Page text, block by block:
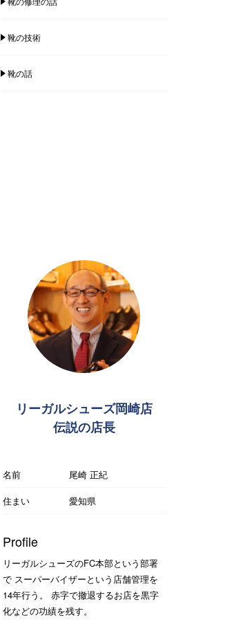
靴の技術
靴の話
リーガルシューズ岡崎店
伝説の店長
名前
尾崎 正紀
住まい
愛知県
Profile
リーガルシューズのFC本部という部署
で スーパーバイザーという店舗管理を
14年行う。 赤字で撤退するお店を黒字
化などの功績を残す。